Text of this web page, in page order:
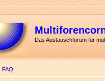
Das Austauschforum für
FAQ